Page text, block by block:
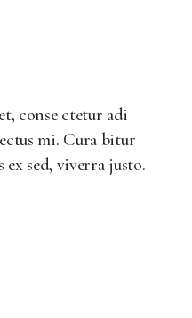
conse ctetur adi
mi. Cura bitur
sed, viverra justo.